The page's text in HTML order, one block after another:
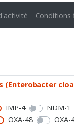
Conditions
(Enterobacter
IMP-4 NDM-1
OXA-48 OXA-